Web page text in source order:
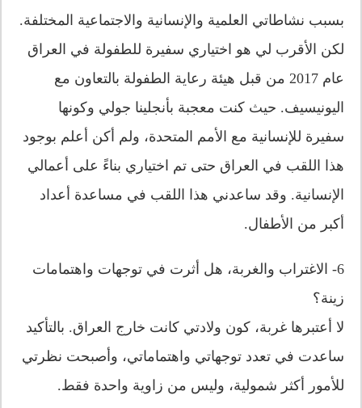
بسبب نشاطاتي العلمية والإنسانية والاجتماعية المختلفة.
لكن الأقرب لي هو اختياري سفيرة للطفولة في العراق
عام 2017 من قبل هيئة رعاية الطفولة بالتعاون مع
اليونيسيف. حيث كنت معجبة بأنجلينا جولي وكونها
سفيرة للإنسانية مع الأمم المتحدة، ولم أكن أعلم بوجود
هذا اللقب في العراق حتى تم اختياري بناءً على أعمالي
الإنسانية. وقد ساعدني هذا اللقب في مساعدة أعداد
أكبر من الأطفال.
6- الاغتراب والغربة، هل أثرت في توجهات واهتمامات
زينة؟
لا أعتبرها غربة، كون ولادتي كانت خارج العراق. بالتأكيد
ساعدت في تعدد توجهاتي واهتماماتي، وأصبحت نظرتي
للأمور أكثر شمولية، وليس من زاوية واحدة فقط.